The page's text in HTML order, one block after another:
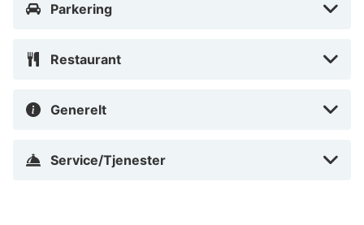
Parkering
Restaurant
Generelt
Service/Tjenester